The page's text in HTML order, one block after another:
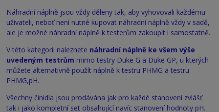
Náhradní náplně jsou vždy děleny tak, aby vyhovovali každému
uživateli, neboť není nutné kupovat náhradní náplně vždy v sadě,
ale je možné náhradní náplně k testerům zakoupit i samostatně.
V této kategorii naleznete náhradní náplně ke všem výše
uvedeným testrům mimo testry Duke G a Duke GP, u kterých
můžete alternativně použít náplně k testru PHMG a testru
PHMG,pH.
Všechny činidla jsou prodávána jak pro každé stanovení zvlášť
tak i jako kompletní set obsahující navíc stanovení hodnoty pH.